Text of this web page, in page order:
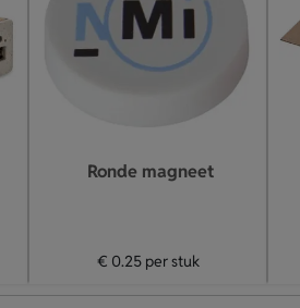
Ronde magneet
€ 0.25per stuk